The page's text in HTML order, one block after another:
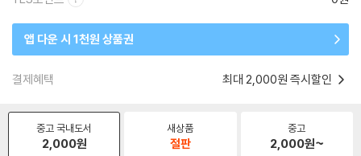
앱 다운 시 1천원 상품권
결제혜택 최대 2,000원 즉시할인
중고 국내도서
2,000원
새상품
절판
중고
2,000원~